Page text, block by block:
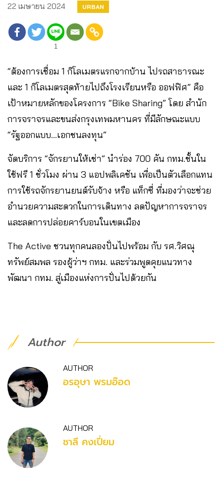
22 เมษายน 2024 URBAN
1
“ต้องการเชื่อม 1 กิโลเมตรแรกจากบ้าน ไปรถสาธารณะ
และ 1 กิโลเมตรสุดท้ายไปถึงโรงเรียนหรือ ออฟฟิศ” คือ
เป้าหมายหลักของโครงการ “Bike Sharing” โดย สำนัก
การจราจรและขนส่งกรุงเทพมหานคร ที่มีลักษณะแบบ
“รัฐออกแบบ…เอกชนลงทุน”
จัดบริการ “จักรยานให้เช่า” นำร่อง 700 คัน กทม.ชั้นใน
ใช้ฟรี 1 ชั่วโมง ผ่าน 3 แอปพลิเคชัน เพื่อเป็นตัวเลือกแทน
การใช้รถจักรยานยนต์รับจ้าง หรือ แท็กซี่ ที่มองว่าจะช่วย
อำนวยความสะดวกในการเดินทาง ลดปัญหาการจราจร
และลดการปล่อยคาร์บอนในเขตเมือง
The Active ชวนทุกคนลองปั่นไปพร้อม กับ รศ.วิศณุ
ทรัพย์สมพล รองผู้ว่าฯ กทม. และร่วมพูดคุยแนวทาง
พัฒนา กทม. สู่เมืองแห่งการปั่นไปด้วยกัน
Author
AUTHOR
อรอุษา พรมอ๊อด
AUTHOR
ชาลี คงเปี่ยม